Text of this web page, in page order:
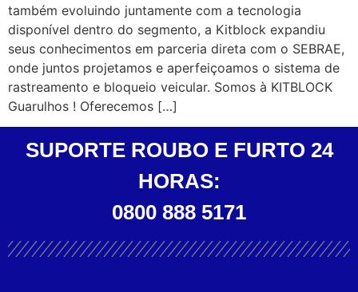
também evoluindo juntamente com a tecnologia
disponível dentro do segmento, a Kitblock expandiu
seus conhecimentos em parceria direta com o SEBRAE,
onde juntos projetamos e aperfeiçoamos o sistema de
rastreamento e bloqueio veicular. Somos à KITBLOCK
Guarulhos ! Oferecemos […]
SUPORTE ROUBO E FURTO 24
HORAS:
0800 888 5171